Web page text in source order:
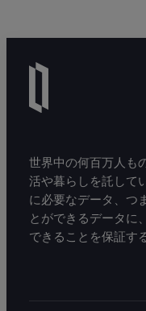
世界中の何百万人も
活や暮らしを託して
に必要なデータ、つ
とができるデータに
できることを保証す